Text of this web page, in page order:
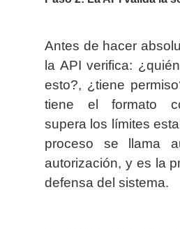
Antes de hacer
la API verifica:
esto?, ¿tiene
tiene el formato
supera los límites
proceso se llama
autorización, y es la
defensa del sistema.